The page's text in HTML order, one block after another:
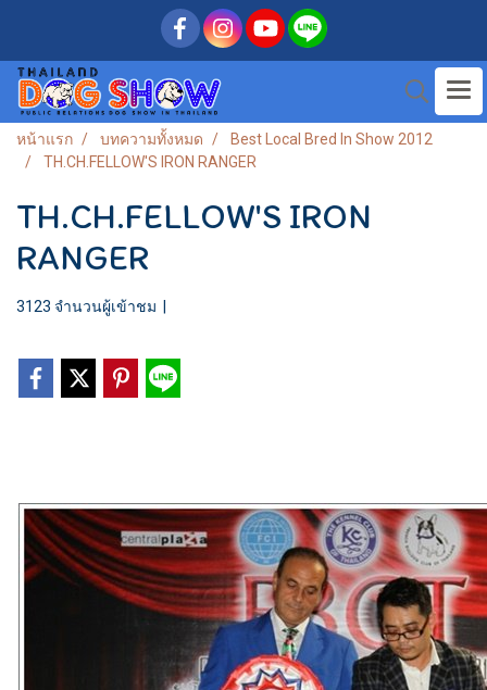
หน้าแรก บทความทั้งหมด
Best Local Bred In Show 2012
TH.CH.FELLOW'S IRON RANGER
TH.CH.FELLOW'S IRON
RANGER
3123 จำนวนผู้เข้าชม